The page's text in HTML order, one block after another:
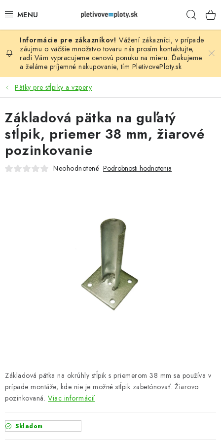
na
PLOTOVÉ PANELY
PLETIVO
STĹPIKY
PODHRABOVÉ DOSKY
BRÁNY A BRÁNKY
GABIÓNY (PLOTY, KOŠE)
AKCIA - MIERNE POŠKODENÝ TOVAR
Vážení zákazníci, v prípade
záujmu o väčšie množstvo tovaru nás prosím kontaktujte,
radi Vám vypracujeme cenovú ponuku na mieru. Ďakujeme
a želáme príjemné nakupovanie, tím PletivovePloty.sk
Pätky pre stĺpiky a vzpery
Základová pätka na okrúhly stĺpik s priemerom 38 mm sa používa v
prípade montáže, kde nie je možné stĺpik zabetónovať. Žiarovo
pozinkovaná. Viac informácií
Skladom
Základová pätka na guľatý
stĺpik, priemer 38 mm, žiarové
pozinkovanie
Neohodnotené Podrobnosti hodnotenia